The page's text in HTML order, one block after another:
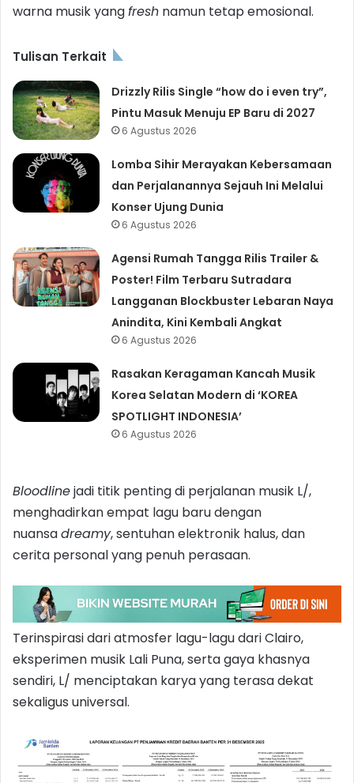
warna musik yangfresh namun tetap emosional.
Tulisan Terkait
Drizzly Rilis Single “how do i even try”,
Pintu Masuk Menuju EP Baru di 2027
6 Agustus 2026
Lomba Sihir Merayakan Kebersamaan
dan Perjalanannya Sejauh Ini Melalui
Konser Ujung Dunia
6 Agustus 2026
Agensi Rumah Tangga Rilis Trailer &
Poster! Film Terbaru Sutradara
Langganan Blockbuster Lebaran Naya
Anindita, Kini Kembali Angkat
6 Agustus 2026
Rasakan Keragaman Kancah Musik
Korea Selatan Modern di ‘KOREA
SPOTLIGHT INDONESIA’
6 Agustus 2026
Bloodlinejadi titik penting di perjalanan musik L/,
menghadirkan empat lagu baru dengan
nuansadreamy, sentuhan elektronik halus, dan
cerita personal yang penuh perasaan.
Terinspirasi dari atmosfer lagu-lagu dari Clairo,
eksperimen musik Lali Puna, serta gaya khasnya
sendiri, L/ menciptakan karya yang terasa dekat
sekaligus universal.